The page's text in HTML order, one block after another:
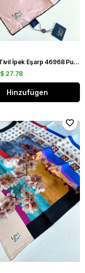
Levidor Tivil İpek Eşarp 46968 Pudra Karışık Desen
$ 27.78
Hinzufügen